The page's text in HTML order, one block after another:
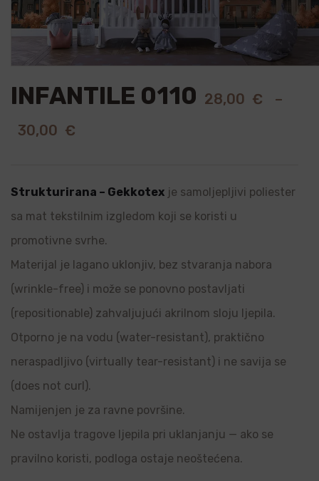
INFANTILE 0110 28,00 €
–
30,00 €
Strukturirana – Gekkotex je samoljepljivi poliester
sa mat tekstilnim izgledom koji se koristi u
promotivne svrhe.
Materijal je lagano uklonjiv, bez stvaranja nabora
(wrinkle-free) i može se ponovno postavljati
(repositionable) zahvaljujući akrilnom sloju ljepila.
Otporno je na vodu (water-resistant), praktično
neraspadljivo (virtually tear-resistant) i ne savija se
(does not curl).
Namijenjen je za ravne površine.
Ne ostavlja tragove ljepila pri uklanjanju — ako se
pravilno koristi, podloga ostaje neoštećena.